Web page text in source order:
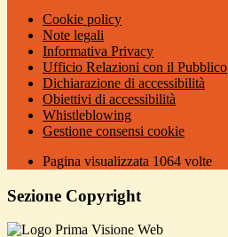
Cookie policy
Note legali
Informativa Privacy
Ufficio Relazioni con il Pubblico
Dichiarazione di accessibilità
Obiettivi di accessibilità
Whistleblowing
Gestione consensi cookie
Pagina visualizzata 1064 volte
Sezione Copyright